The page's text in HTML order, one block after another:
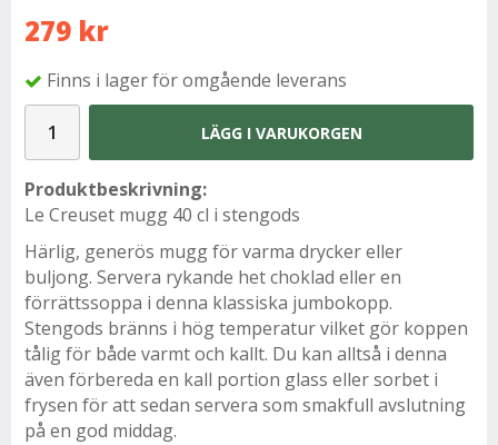
279 kr
Finns i lager för omgående leverans
LÄGG I VARUKORGEN
Produktbeskrivning:
Le Creuset mugg 40 cl i stengods
Härlig, generös mugg för varma drycker eller
buljong. Servera rykande het choklad eller en
förrättssoppa i denna klassiska jumbokopp.
Stengods bränns i hög temperatur vilket gör koppen
tålig för både varmt och kallt. Du kan alltså i denna
även förbereda en kall portion glass eller sorbet i
frysen för att sedan servera som smakfull avslutning
på en god middag.